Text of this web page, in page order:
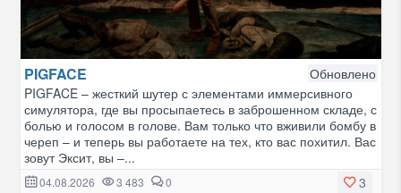
PIGFACE
Обновлено
PIGFACE – жесткий шутер с элементами иммерсивного
симулятора, где вы просыпаетесь в заброшенном складе, с
болью и голосом в голове. Вам только что вживили бомбу в
череп – и теперь вы работаете на тех, кто вас похитил. Вас
зовут Эксит, вы –...
3
04.08.2026 3 483 0